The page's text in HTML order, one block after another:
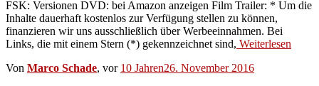
FSK: Versionen DVD: bei Amazon anzeigen Film Trailer: * Um die
Inhalte dauerhaft kostenlos zur Verfügung stellen zu können,
finanzieren wir uns ausschließlich über Werbeeinnahmen. Bei
Links, die mit einem Stern (*) gekennzeichnet sind, Weiterlesen
Von Marco Schade, vor 10 Jahren26. November 2016